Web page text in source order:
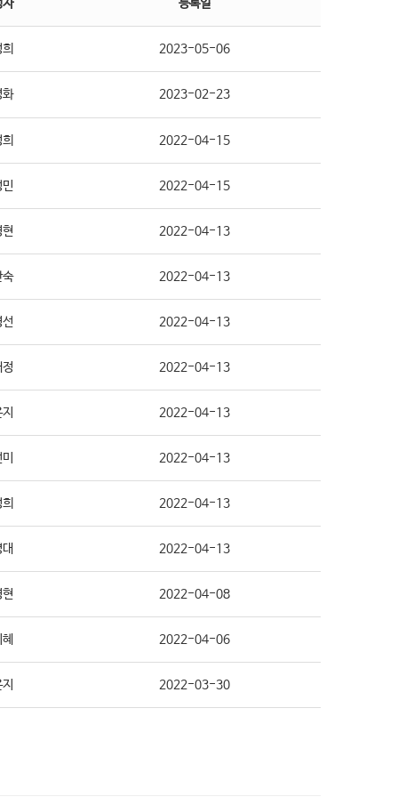
자 등록일
2023-05-06
화 2023-02-23
2022-04-15
2022-04-15
2022-04-13
숙 2022-04-13
2022-04-13
2022-04-13
2022-04-13
2022-04-13
2022-04-13
2022-04-13
2022-04-08
2022-04-06
2022-03-30